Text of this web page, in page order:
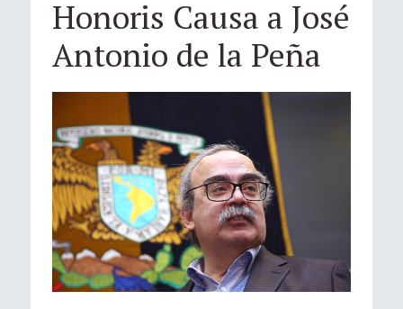
Honoris Causa a José
Antonio de la Peña